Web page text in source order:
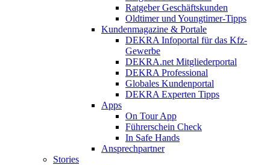
Ratgeber Geschäftskunden
Oldtimer und Youngtimer-Tipps
Kundenmagazine & Portale
DEKRA Infoportal für das Kfz-
Gewerbe
DEKRA.net Mitgliederportal
DEKRA Professional
Globales Kundenportal
DEKRA Experten Tipps
Apps
On Tour App
Führerschein Check
In Safe Hands
Ansprechpartner
Stories